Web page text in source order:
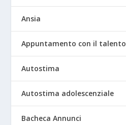
Ansia
Appuntamento con il talento
Autostima
Autostima adolescenziale
Bacheca Annunci